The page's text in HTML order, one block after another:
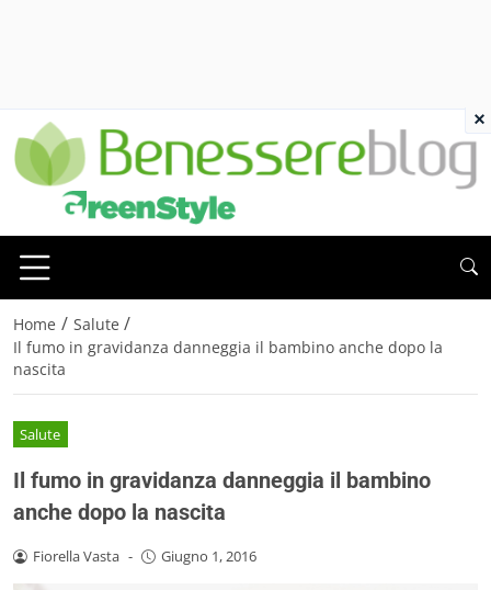
Home / Salute /
Il fumo in gravidanza danneggia il bambino anche dopo la
nascita
Salute
Il fumo in gravidanza danneggia il bambino
anche dopo la nascita
Fiorella Vasta - Giugno 1, 2016
×